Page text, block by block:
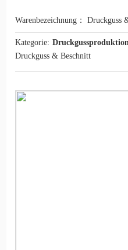
Warenbezeichnung： Druckguss
Kategorie:
Druckguss & Beschnitt